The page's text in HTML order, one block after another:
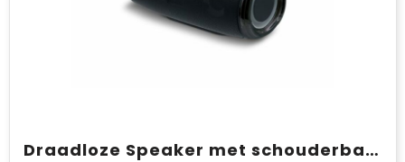
Draadloze Speaker met schouderband 20W